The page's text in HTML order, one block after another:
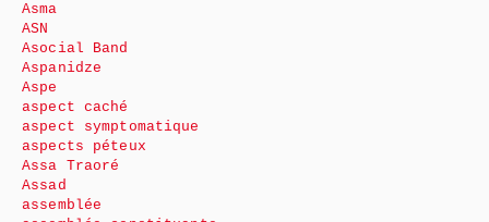
Asma
ASN
Asocial Band
Aspanidze
Aspe
aspect caché
aspect symptomatique
aspects péteux
Assa Traoré
Assad
assemblée